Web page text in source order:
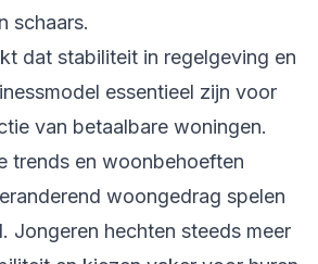
schaars.
dat stabiliteit in regelgeving en
essentieel zijn voor
van betaalbare woningen.
trends en woonbehoeften
woongedrag spelen
Jongeren hechten steeds meer